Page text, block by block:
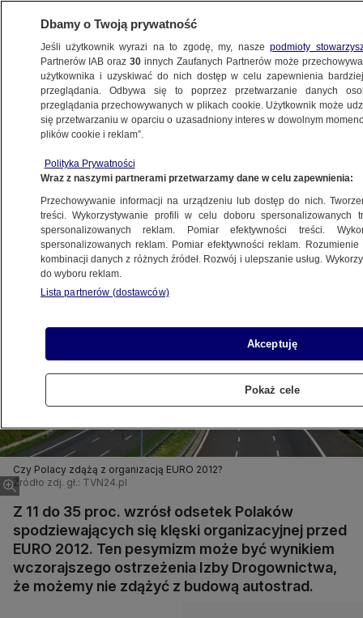
BIZNES
NAJNOWSZE
3.07.2007, 07:17Aktualizacja: 3.07.2007, 08:19
Udostępnij
Czy Polacy zdążą z organizacją EURO 2012?
Źródło zdj. gł.: TVN24.pl
Z 11 do 35 proc. wzrósł odsetek Polaków
spodziewających się klęski organizacyjnej przed
EURO 2012. Ten pesymizm może być wynikiem
wczorajszego ostrzeżenia Izby Drogownictwa,
że możemy nie zdążyć z budową autostrad.
Dbamy o Twoją prywatność
Jeśli użytkownik wyrazi na to zgodę, my, naszepodmioty
Partnerów IAB oraz30 innych Zaufanych Partnerów może
użytkownika i uzyskiwać do nich dostęp w celu zapewnienia
przeglądania. Odbywa się to poprzez przetwarzanie danych
przeglądania przechowywanych w plikach cookie. Użytkownik może
się przetwarzaniu w oparciu o uzasadniony interes w dowolnym
plików cookie i reklam”.
Polityka Prywatności
Wraz z naszymi partnerami przetwarzamy dane w celu zapewnienia:
Przechowywanie informacji na urządzeniu lub dostęp do nich.
treści. Wykorzystywanie profili w celu doboru spersonalizowanych
spersonalizowanych reklam. Pomiar efektywności treści.
spersonalizowanych reklam. Pomiar efektywności reklam.
kombinacji danych z różnych źródeł. Rozwój i ulepszanie usług.
do wyboru reklam.
Lista partnerów (dostawców)
Akceptuję
Pokaż cele